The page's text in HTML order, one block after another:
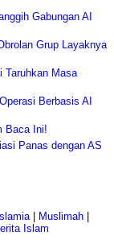
Gabungan AI
Grup Layaknya
Taruhkan Masa
Berbasis AI
Baca Ini!
Panas dengan AS
Islamia| Muslimah|
Islam